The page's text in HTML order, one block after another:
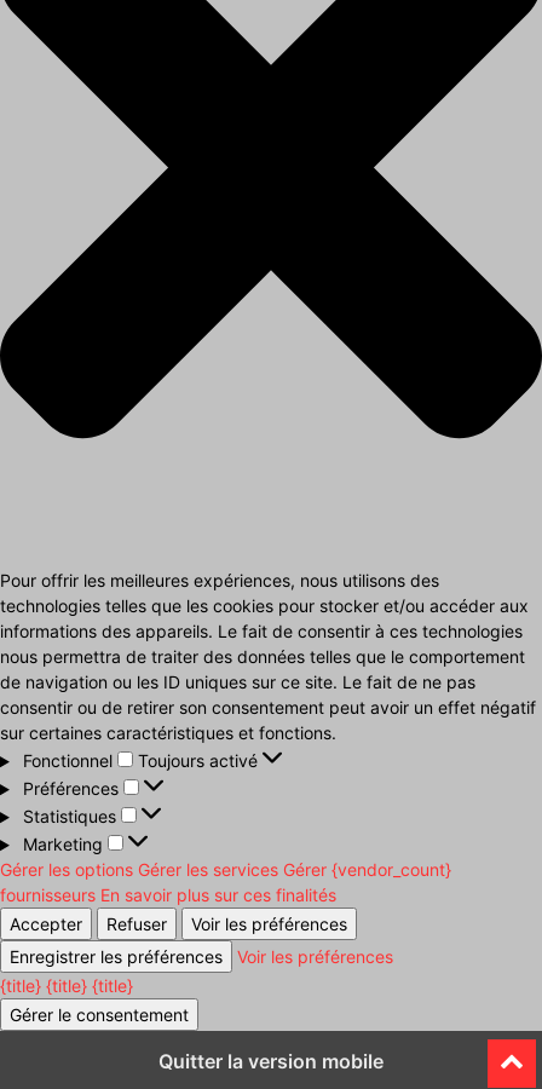
Pour offrir les meilleures expériences, nous utilisons des
technologies telles que les cookies pour stocker et/ou accéder aux
informations des appareils. Le fait de consentir à ces technologies
nous permettra de traiter des données telles que le comportement
de navigation ou les ID uniques sur ce site. Le fait de ne pas
consentir ou de retirer son consentement peut avoir un effet négatif
sur certaines caractéristiques et fonctions.
Fonctionnel
Fonctionnel
Toujours activé
Préférences
Préférences
Statistiques
Statistiques
Marketing
Marketing
Gérer les options Gérer les services Gérer {vendor_count}
fournisseurs En savoir plus sur ces finalités
Accepter
Refuser
Voir les préférences
Enregistrer les préférences
Voir les préférences
{title} {title} {title}
Gérer le consentement
Quitter la version mobile